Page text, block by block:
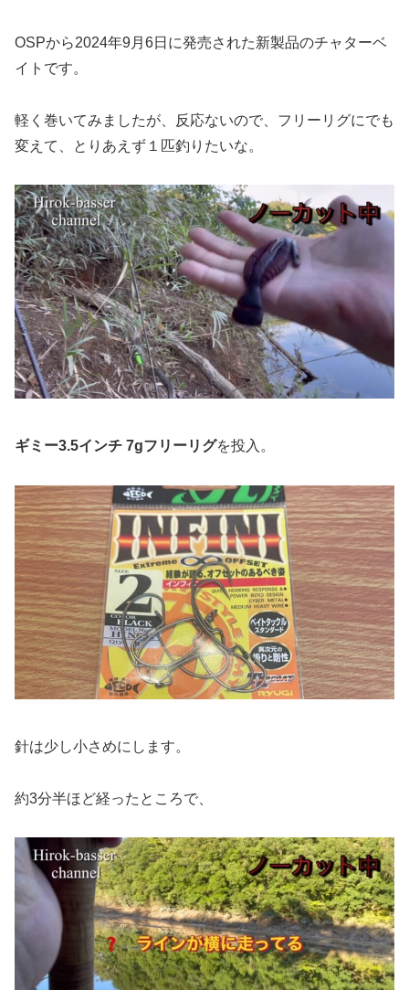
OSPから2024年9月6日に発売された新製品のチャターベ
イトです。
軽く巻いてみましたが、反応ないので、フリーリグにでも
変えて、とりあえず１匹釣りたいな。
ギミー3.5インチ 7gフリーリグを投入。
針は少し小さめにします。
約3分半ほど経ったところで、